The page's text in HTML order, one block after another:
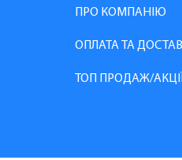
ПРО КОМПАНІЮ
ОПЛАТА ТА
ТОП ПРОДАЖ/АКЦІЇ